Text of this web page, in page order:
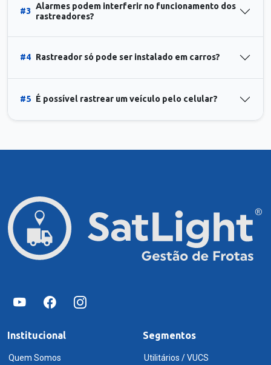
#3
Alarmes podem interferir no funcionamento dos
rastreadores?
#4 Rastreador só pode ser instalado em carros?
#5 É possível rastrear um veículo pelo celular?
Institucional
Quem Somos
Segmentos
Utilitários / VUCS